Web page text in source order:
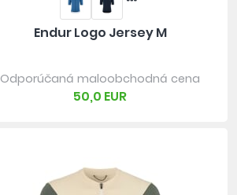
Endur Logo Jersey M
Odporúčaná maloobchodná cena
50,0 EUR